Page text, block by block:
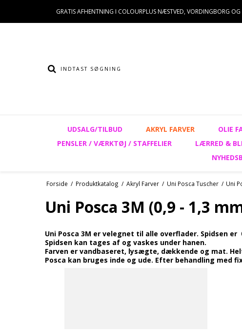
GRATIS AFHENTNING I COLOURPLUS NÆSTVED, VORDINGBORG OG
UDSALG/TILBUD AKRYL FARVER OLIE
PENSLER / VÆRKTØJ / STAFFELIER
LÆRRED &
Forside / Produktkatalog / Akryl Farver / Uni Posca Tuscher / Uni
Uni Posca 3M (0,9 - 1,3
Uni Posca 3M er velegnet til alle overflader. Spidsen er
Spidsen kan tages af og vaskes under hanen.
Farven er vandbaseret, lysægte, dækkende og mat.
Posca kan bruges inde og ude. Efter behandling med